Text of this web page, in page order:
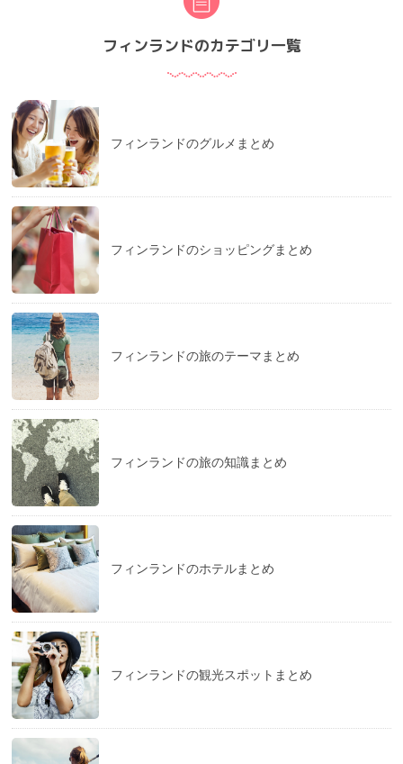
フィンランドのカテゴリ一覧
フィンランドのグルメまとめ
フィンランドのショッピングまとめ
フィンランドの旅のテーマまとめ
フィンランドの旅の知識まとめ
フィンランドのホテルまとめ
フィンランドの観光スポットまとめ